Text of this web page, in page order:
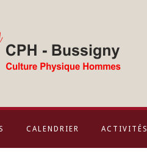
CALENDRIER ACTIVITÉS